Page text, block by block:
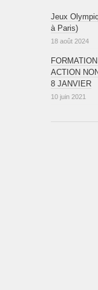
Jeux
à Paris)
18 août 2024
ACTION
8 JANVIER
10 juin 2021